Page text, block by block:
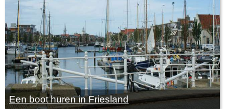
Een boot huren in Friesland